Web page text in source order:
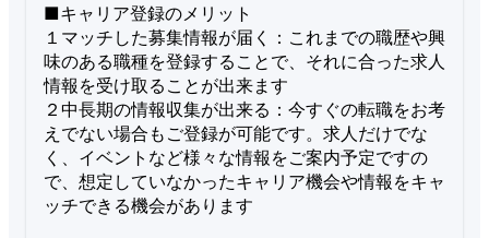
■キャリア登録のメリット
１マッチした募集情報が届く：これまでの職歴や興
味のある職種を登録することで、それに合った求人
情報を受け取ることが出来ます
２中長期の情報収集が出来る：今すぐの転職をお考
えでない場合もご登録が可能です。求人だけでな
く、イベントなど様々な情報をご案内予定ですの
で、想定していなかったキャリア機会や情報をキャ
ッチできる機会があります